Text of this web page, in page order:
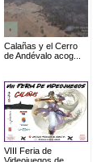
Calañas y el Cerro
de Andévalo acog...
VIII Feria de